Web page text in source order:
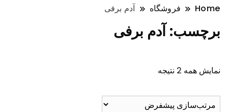
Home فروشگاه آدم برفی
برچسب:آدم برفی
نمایش همه 2 نتیجه